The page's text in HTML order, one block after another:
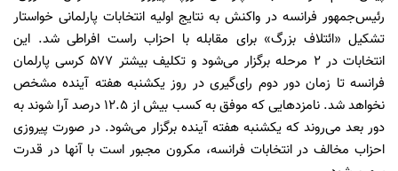
رئیس‌جمهور فرانسه در واکنش به نتایج اولیه انتخابات پارلمانی خواستار
تشکیل «ائتلاف بزرگ» برای مقابله با احزاب راست افراطی شد. این
انتخابات در ۲ مرحله‌ برگزار می‌شود و تکلیف بیشتر ۵۷۷ کرسی پارلمان
فرانسه تا زمان دور دوم رای‌گیری در روز یکشنبه هفته آینده مشخص
نخواهد شد. نامزدهایی که موفق به کسب بیش از 12.5 درصد آرا شوند به
دور بعد می‌روند که یکشنبه هفته آینده برگزار می‌شود. در صورت پیروزی
احزاب مخالف در انتخابات فرانسه، مکرون مجبور است با آنها در قدرت